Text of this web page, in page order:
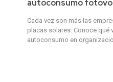
autoconsumo
Cada vez son más las
placas solares. Conoce qué
autoconsumo en